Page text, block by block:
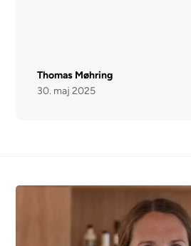
Thomas Møhring
30. maj 2025